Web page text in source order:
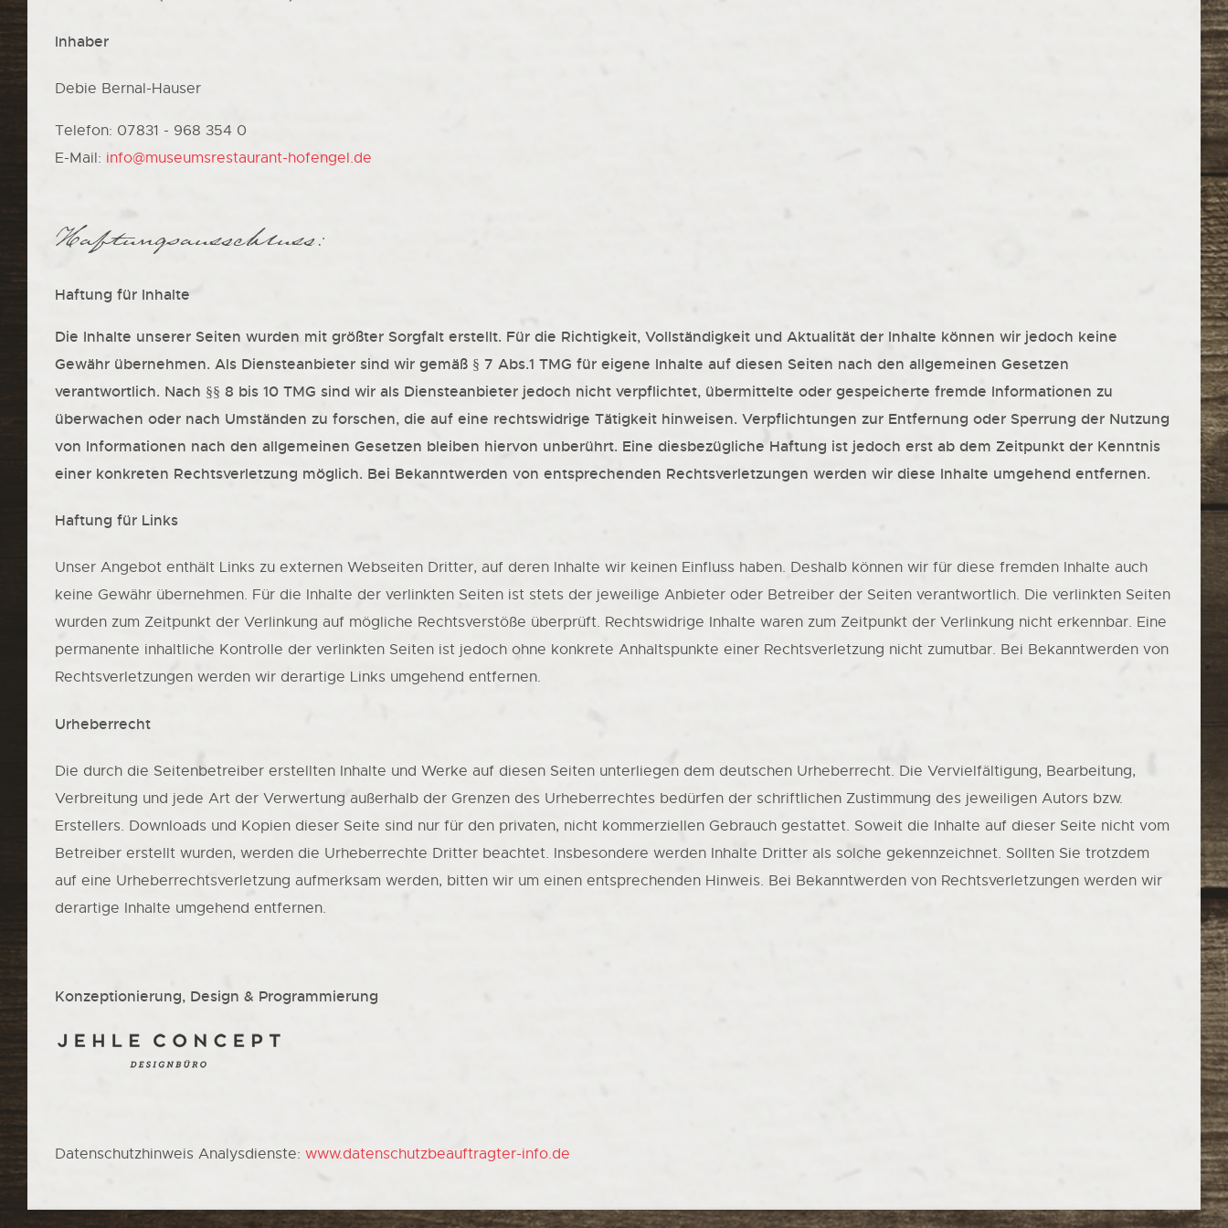
Inhaber
Debie Bernal-Hauser
Telefon: 07831 - 968 354 0
E-Mail: info@museumsrestaurant-hofengel.de
Haftungsausschluss:
Haftung für Inhalte
Die Inhalte unserer Seiten wurden mit größter Sorgfalt erstellt. Für die Richtigkeit, Vollständigkeit und Aktualität der Inhalte können wir jedoch keine
Gewähr übernehmen. Als Diensteanbieter sind wir gemäß § 7 Abs.1 TMG für eigene Inhalte auf diesen Seiten nach den allgemeinen Gesetzen
verantwortlich. Nach §§ 8 bis 10 TMG sind wir als Diensteanbieter jedoch nicht verpflichtet, übermittelte oder gespeicherte fremde Informationen zu
überwachen oder nach Umständen zu forschen, die auf eine rechtswidrige Tätigkeit hinweisen. Verpflichtungen zur Entfernung oder Sperrung der Nutzung
von Informationen nach den allgemeinen Gesetzen bleiben hiervon unberührt. Eine diesbezügliche Haftung ist jedoch erst ab dem Zeitpunkt der Kenntnis
einer konkreten Rechtsverletzung möglich. Bei Bekanntwerden von entsprechenden Rechtsverletzungen werden wir diese Inhalte umgehend entfernen.
Haftung für Links
Unser Angebot enthält Links zu externen Webseiten Dritter, auf deren Inhalte wir keinen Einfluss haben. Deshalb können wir für diese fremden Inhalte auch
keine Gewähr übernehmen. Für die Inhalte der verlinkten Seiten ist stets der jeweilige Anbieter oder Betreiber der Seiten verantwortlich. Die verlinkten Seiten
wurden zum Zeitpunkt der Verlinkung auf mögliche Rechtsverstöße überprüft. Rechtswidrige Inhalte waren zum Zeitpunkt der Verlinkung nicht erkennbar. Eine
permanente inhaltliche Kontrolle der verlinkten Seiten ist jedoch ohne konkrete Anhaltspunkte einer Rechtsverletzung nicht zumutbar. Bei Bekanntwerden von
Rechtsverletzungen werden wir derartige Links umgehend entfernen.
Urheberrecht
Die durch die Seitenbetreiber erstellten Inhalte und Werke auf diesen Seiten unterliegen dem deutschen Urheberrecht. Die Vervielfältigung, Bearbeitung,
Verbreitung und jede Art der Verwertung außerhalb der Grenzen des Urheberrechtes bedürfen der schriftlichen Zustimmung des jeweiligen Autors bzw.
Erstellers. Downloads und Kopien dieser Seite sind nur für den privaten, nicht kommerziellen Gebrauch gestattet. Soweit die Inhalte auf dieser Seite nicht vom
Betreiber erstellt wurden, werden die Urheberrechte Dritter beachtet. Insbesondere werden Inhalte Dritter als solche gekennzeichnet. Sollten Sie trotzdem
auf eine Urheberrechtsverletzung aufmerksam werden, bitten wir um einen entsprechenden Hinweis. Bei Bekanntwerden von Rechtsverletzungen werden wir
derartige Inhalte umgehend entfernen.
Konzeptionierung, Design & Programmierung
Datenschutzhinweis Analysdienste: www.datenschutzbeauftragter-info.de